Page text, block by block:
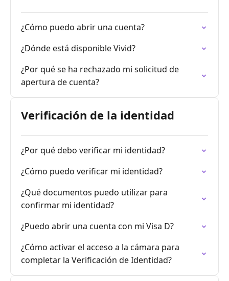
¿Cómo puedo abrir una cuenta?
¿Dónde está disponible Vivid?
¿Por qué se ha rechazado mi solicitud de
apertura de cuenta?
Verificación de la identidad
¿Por qué debo verificar mi identidad?
¿Cómo puedo verificar mi identidad?
¿Qué documentos puedo utilizar para
confirmar mi identidad?
¿Puedo abrir una cuenta con mi Visa D?
¿Cómo activar el acceso a la cámara para
completar la Verificación de Identidad?